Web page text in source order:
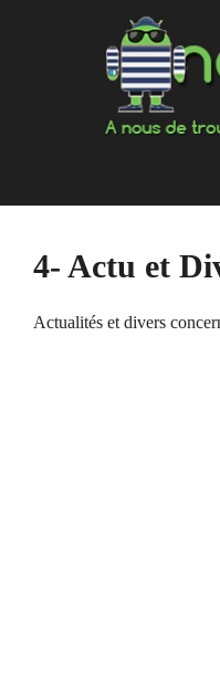
4- Actu et
Actualités et divers